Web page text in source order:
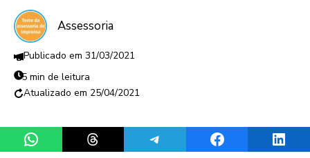
Assessoria
31/03/2021
5 min de leitura
25/04/2021
Share on WhatsAppShare on ThreadsShare on TelegramShare on Facebook